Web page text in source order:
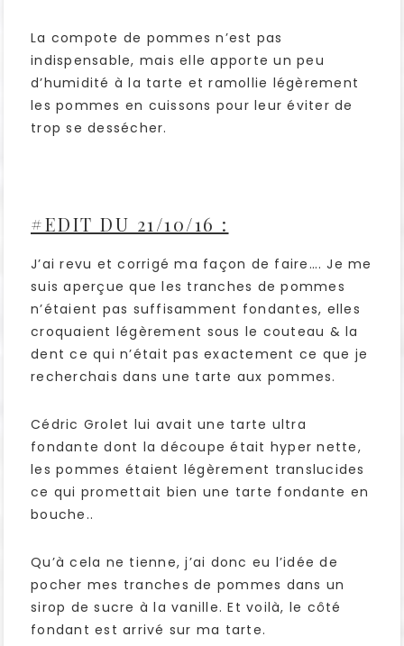
La compote de pommes n’est pas
indispensable, mais elle apporte un peu
d’humidité à la tarte et ramollie légèrement
les pommes en cuissons pour leur éviter de
trop se dessécher.
#EDIT DU 21/10/16 :
J’ai revu et corrigé ma façon de faire…. Je me
suis aperçue que les tranches de pommes
n’étaient pas suffisamment fondantes, elles
croquaient légèrement sous le couteau & la
dent ce qui n’était pas exactement ce que je
recherchais dans une tarte aux pommes.
Cédric Grolet lui avait une tarte ultra
fondante dont la découpe était hyper nette,
les pommes étaient légèrement translucides
ce qui promettait bien une tarte fondante en
bouche..
Qu’à cela ne tienne, j’ai donc eu l’idée de
pocher mes tranches de pommes dans un
sirop de sucre à la vanille. Et voilà, le côté
fondant est arrivé sur ma tarte.